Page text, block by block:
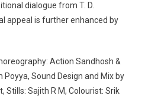
dialogue from T. D.
appeal is further enhanced by
Action Sandhosh &
Sound Design and Mix by
Stills: Sajith R M, Colourist: Srik